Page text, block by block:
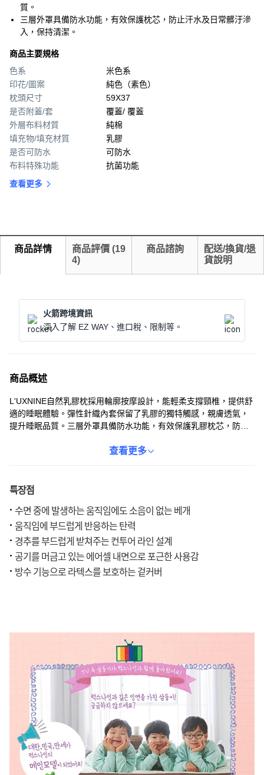
質。
三層外罩具備防水功能，有效保護枕芯，防止汗水及日常髒汙滲
入，保持清潔。
商品主要規格
色系
米色系
印花/圖案
純色（素色）
枕頭尺寸
59X37
是否附蓋/套
覆蓋/ 覆蓋
外層布料材質
純棉
填充物/填充材質
乳膠
是否可防水
可防水
布料特殊功能
抗菌功能
查看更多
商品詳情 商品評價 (19
4)
商品諮詢
配送/換貨/退
貨說明
火箭跨境資訊
深入了解 EZ WAY、進口稅、限制等。
商品概述
L'UXNINE自然乳膠枕採用輪廓按摩設計，能輕柔支撐頸椎，提供舒
適的睡眠體驗。彈性針織內套保留了乳膠的獨特觸感，親膚透氣，
提升睡眠品質。三層外罩具備防水功能，有效保護乳膠枕芯，防止
部曲線，無論仰睡、側睡或俯睡，都能提供適當的支撐，讓您享受
查看更多
특장점
수면 중에 발생하는 움직임에도 소음이 없는 베개
움직임에 부드럽게 반응하는 탄력
경추를 부드럽게 받쳐주는 컨투어 라인 설계
공기를 머금고 있는 에어셀 내면으로 포근한 사용감
방수 기능으로 라텍스를 보호하는 겉커버